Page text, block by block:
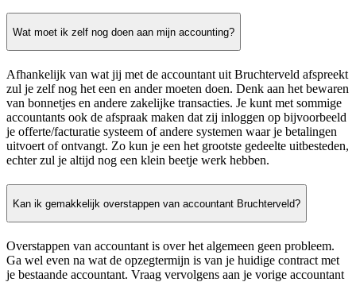
Wat moet ik zelf nog doen aan mijn accounting?
Afhankelijk van wat jij met de accountant uit Bruchterveld afspreekt
zul je zelf nog het een en ander moeten doen. Denk aan het bewaren
van bonnetjes en andere zakelijke transacties. Je kunt met sommige
accountants ook de afspraak maken dat zij inloggen op bijvoorbeeld
je offerte/facturatie systeem of andere systemen waar je betalingen
uitvoert of ontvangt. Zo kun je een het grootste gedeelte uitbesteden,
echter zul je altijd nog een klein beetje werk hebben.
Kan ik gemakkelijk overstappen van accountant Bruchterveld?
Overstappen van accountant is over het algemeen geen probleem.
Ga wel even na wat de opzegtermijn is van je huidige contract met
je bestaande accountant. Vraag vervolgens aan je vorige accountant